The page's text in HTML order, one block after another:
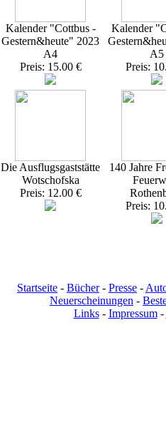
Kalender "Cottbus -
Gestern&heute" 2023
A4
Preis: 15.00 €
Kalender
A5
Preis:
Die Ausflugsgaststätte
Wotschofska
Preis: 12.00 €
140 Jahre
Preis:
Startseite - Bücher- Presse -
Neuerscheinungen -
Links- Impressum-